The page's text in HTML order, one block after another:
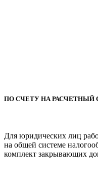
ПО СЧЕТУ НА РАСЧЕТНЫЙ
Для юридических лиц
на общей системе
комплект закрывающих